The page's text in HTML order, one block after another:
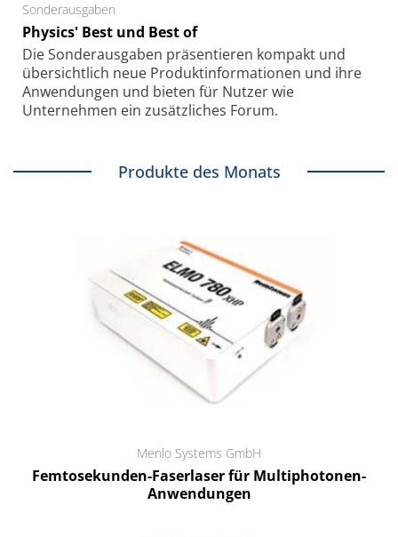
Sonderausgaben
Physics' Best und Best of
Die Sonder­ausgaben präsentieren kompakt und
übersichtlich neue Produkt­informationen und ihre
Anwendungen und bieten für Nutzer wie
Unternehmen ein zusätzliches Forum.
Produkte des Monats
Menlo Systems GmbH
Femtosekunden-Faserlaser für Multiphotonen-
Anwendungen